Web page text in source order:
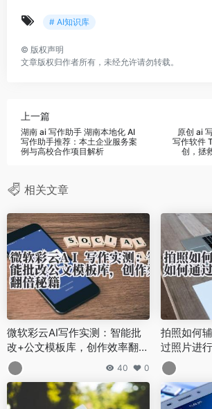
# AI知识库
© 版权声明
文章版权归作者所有，未经允许请勿转载。
上一篇
湖南 ai 写作助手 湖南本地化 AI
写作助手推荐：本土企业服务案
例与高校合作项目解析
原创 ai
写作软件
创，拯
相关文章
微软彩云AI写作实测：智能批
改+公文模板库，创作效率翻倍
秘籍
40 0
拍照如何
过照片进